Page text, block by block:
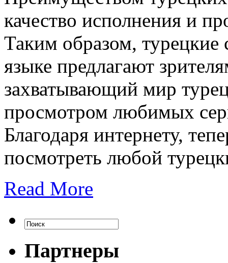
качество исполнения и
Таким образом, турецкие
языке предлагают
захватывающий мир
просмотром любимых
Благодаря интернету,
посмотреть любой
Read More
Партнеры